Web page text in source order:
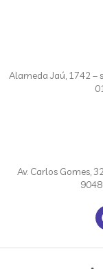
Alameda Jaú, 1742 –
Av. Carlos Gomes,